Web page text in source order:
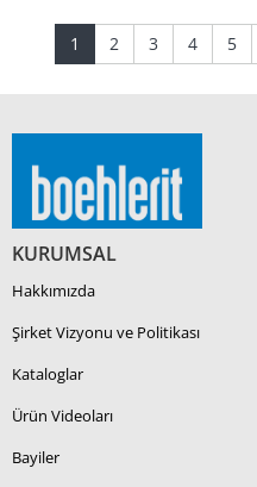
1 (current)
2(current)
3(current)
4(current)
5
KURUMSAL
Hakkımızda
Şirket Vizyonu ve Politikası
Kataloglar
Ürün Videoları
Bayiler